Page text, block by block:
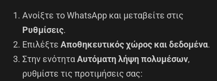
Ανοίξτε το WhatsApp και μεταβείτε στις
Ρυθμίσεις.
Επιλέξτε Αποθηκευτικός χώρος και δεδομένα.
Στην ενότηταΑυτόματη λήψη πολυμέσων,
ρυθμίστε τις προτιμήσεις σας: